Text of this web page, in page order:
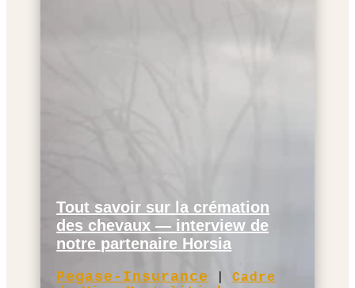
Tout savoir sur la crémation
des chevaux — interview de
notre partenaire Horsia
Pegase-Insurance
Cadre